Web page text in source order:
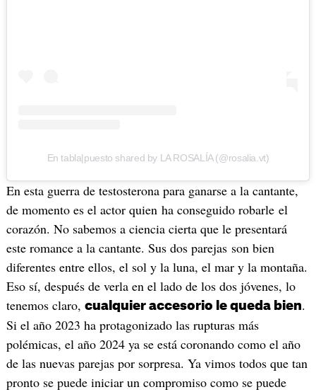
En tabla|puesto shared by LA ROSALÍA (@rosalia.vt)
En esta guerra de testosterona para ganarse a la cantante,
de momento es el actor quien ha conseguido robarle el
corazón. No sabemos a ciencia cierta que le presentará
este romance a la cantante. Sus dos parejas son bien
diferentes entre ellos, el sol y la luna, el mar y la montaña.
Eso sí, después de verla en el lado de los dos jóvenes, lo
tenemos claro, cualquier accesorio le queda bien.
Si el año 2023 ha protagonizado las rupturas más
polémicas, el año 2024 ya se está coronando como el año
de las nuevas parejas por sorpresa. Ya vimos todos que tan
pronto se puede iniciar un compromiso como se puede